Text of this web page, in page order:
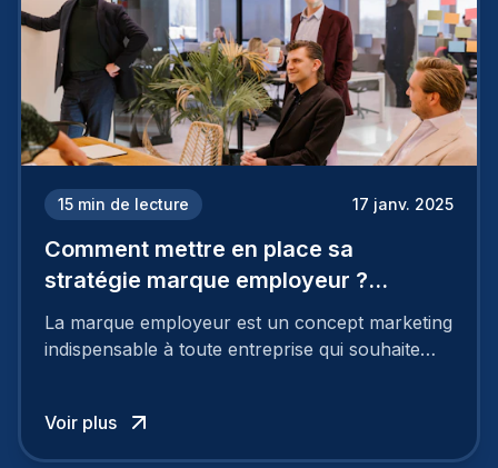
15 min de lecture 17 janv. 2025
Comment mettre en place sa
stratégie marque employeur ?
Découvrez les 7 étapes
La marque employeur est un concept marketing
indispensable à toute entreprise qui souhaite
employeur solide et positive sont évidentes, ce
travail, pour qu’il soit réussi, ne peut se faire en
Voir plus